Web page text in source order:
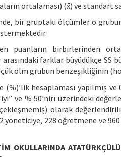
ortalaması) (x̄) ve standart
bir gruptaki ölçümler o
puanların birbirlerinden
farklar büyüdükçe SS
olm grubun benzeşikliğinin
hesaplaması yapılmış ve
iyi” ve % 50’nirı üzerindeki
olarak
228 öğretmene ve
OKULLARINDA